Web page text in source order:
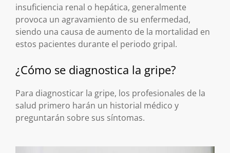
insuficiencia renal o hepática, generalmente
provoca un agravamiento de su enfermedad,
siendo una causa de aumento de la mortalidad en
estos pacientes durante el periodo gripal.
¿Cómo se diagnostica la gripe?
Para diagnosticar la gripe, los profesionales de la
salud primero harán un historial médico y
preguntarán sobre sus síntomas.